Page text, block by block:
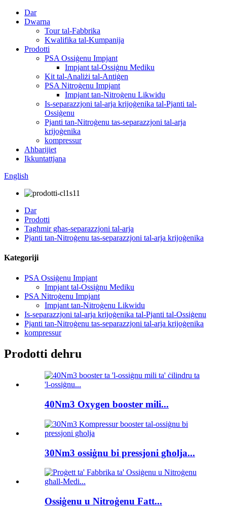
Dar
Dwarna
Tour tal-Fabbrika
Kwalifika tal-Kumpanija
Prodotti
PSA Ossiġenu Impjant
Impjant tal-Ossiġnu Mediku
Kit tal-Analiżi tal-Antiġen
PSA Nitroġenu Impjant
Impjant tan-Nitroġenu Likwidu
Is-separazzjoni tal-arja krijoġenika tal-Pjanti tal-
Ossiġenu
Pjanti tan-Nitroġenu tas-separazzjoni tal-arja
krijoġenika
kompressur
Aħbarijiet
Ikkuntattjana
English
Dar
Prodotti
Tagħmir għas-separazzjoni tal-arja
Pjanti tan-Nitroġenu tas-separazzjoni tal-arja krijoġenika
Kategoriji
PSA Ossiġenu Impjant
Impjant tal-Ossiġnu Mediku
PSA Nitroġenu Impjant
Impjant tan-Nitroġenu Likwidu
Is-separazzjoni tal-arja krijoġenika tal-Pjanti tal-Ossiġenu
Pjanti tan-Nitroġenu tas-separazzjoni tal-arja krijoġenika
kompressur
Prodotti dehru
40Nm3 Oxygen booster mili...
30Nm3 ossiġnu bi pressjoni għolja...
Ossiġenu u Nitroġenu Fatt...